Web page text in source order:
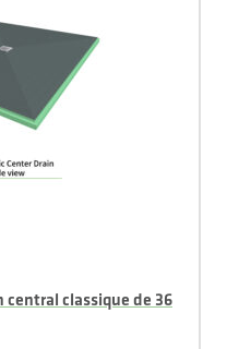
central classique de 36